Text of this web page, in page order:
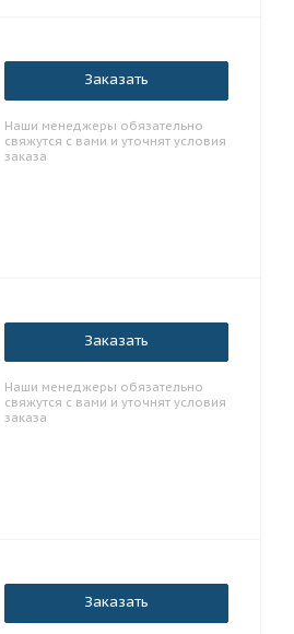
Заказать
Наши менеджеры обязательно
свяжутся с вами и уточнят условия
заказа
Заказать
Наши менеджеры обязательно
свяжутся с вами и уточнят условия
заказа
Заказать